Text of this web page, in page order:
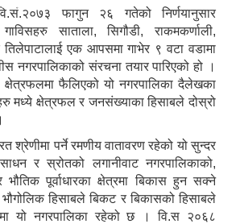
फागुन २६ गतेको निर्णयानुसार
साताला, सिगौडी, राकमकर्णाली,
एक आपसमा गाभेर ९ वटा वडामा
नगरपालिकाको संरचना तयार पारिएको हो ।
फैलिएको यो नगरपालिका दैलेखका
मध्ये क्षेत्रफल र जनसंख्याका हिसाबले दोस्रो
श्रेणीमा पर्ने रमणीय वातावरण रहेको यो सुन्दर
र स्रोतको लगानीवाट नगरपालिकाको,
पूर्वाधारका क्षेत्रमा बिकास हुन सक्ने
हिसाबले बिकट र बिकासको हिसाबले
यो नगरपालिका रहेको छ । वि.स २०६८